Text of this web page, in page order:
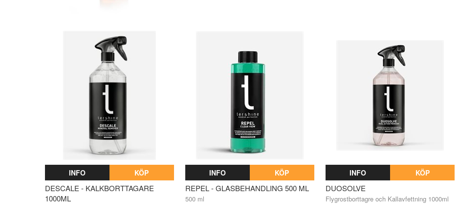
INFO KÖP
DESCALE - KALKBORTTAGARE
1000ML
INFO KÖP
REPEL - GLASBEHANDLING 500 ML
500 ml
INFO KÖP
DUOSOLVE
Flygrostborttagre och Kallavfettning 1000ml